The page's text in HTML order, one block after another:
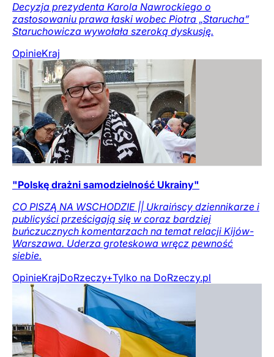
Decyzja prezydenta Karola Nawrockiego o
zastosowaniu prawa łaski wobec Piotra „Starucha”
Staruchowicza wywołała szeroką dyskusję.
OpinieKraj
"Polskę drażni samodzielność Ukrainy"
CO PISZĄ NA WSCHODZIE || Ukraińscy dziennikarze i
publicyści prześcigają się w coraz bardziej
buńczucznych komentarzach na temat relacji Kijów-
Warszawa. Uderza groteskowa wręcz pewność
siebie.
OpinieKrajDoRzeczy+Tylko na DoRzeczy.pl